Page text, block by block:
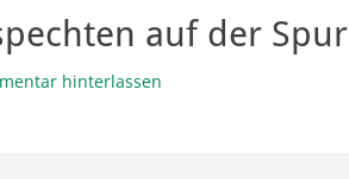
auf der Spur
hinterlassen